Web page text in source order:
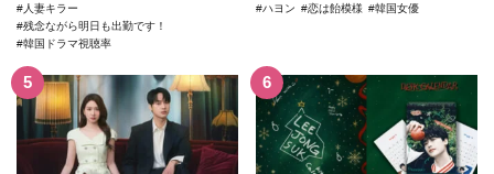
人妻キラー
残念ながら明日も出勤です！
韓国ドラマ視聴率
ハヨン 恋は飴模様 韓国女優